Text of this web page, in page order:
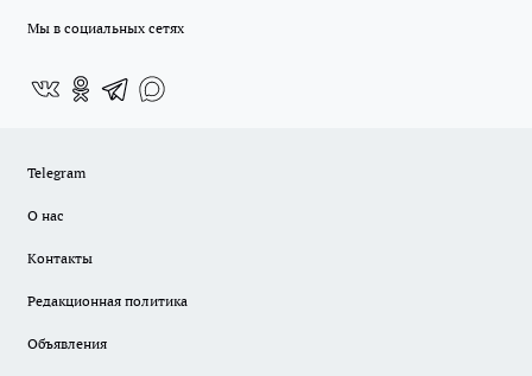
Мы в социальных сетях
Telegram
О нас
Контакты
Редакционная политика
Объявления